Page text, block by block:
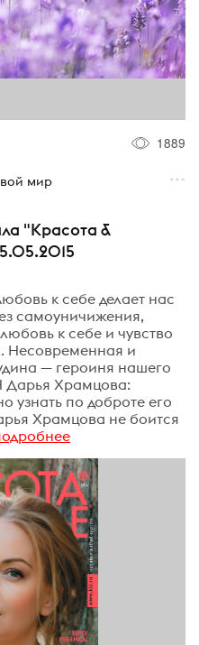
1889
мир
"Красота &
к себе делает нас
самоуничижения,
к себе и чувство
Несовременная и
— героиня нашего
Храмцова:
узнать по доброте его
Храмцова не боится